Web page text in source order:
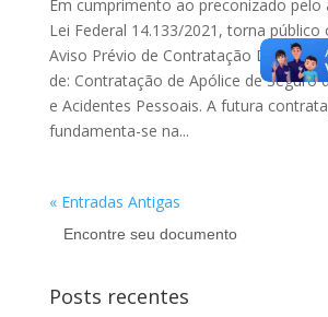
Em cumprimento ao preconizado pelo
Lei Federal 14.133/2021, torna público
Aviso Prévio de Contratação Direta
de: Contratação de Apólice de Seguro
e Acidentes Pessoais. A futura
fundamenta-se na...
« Entradas Antigas
for:
Posts recentes